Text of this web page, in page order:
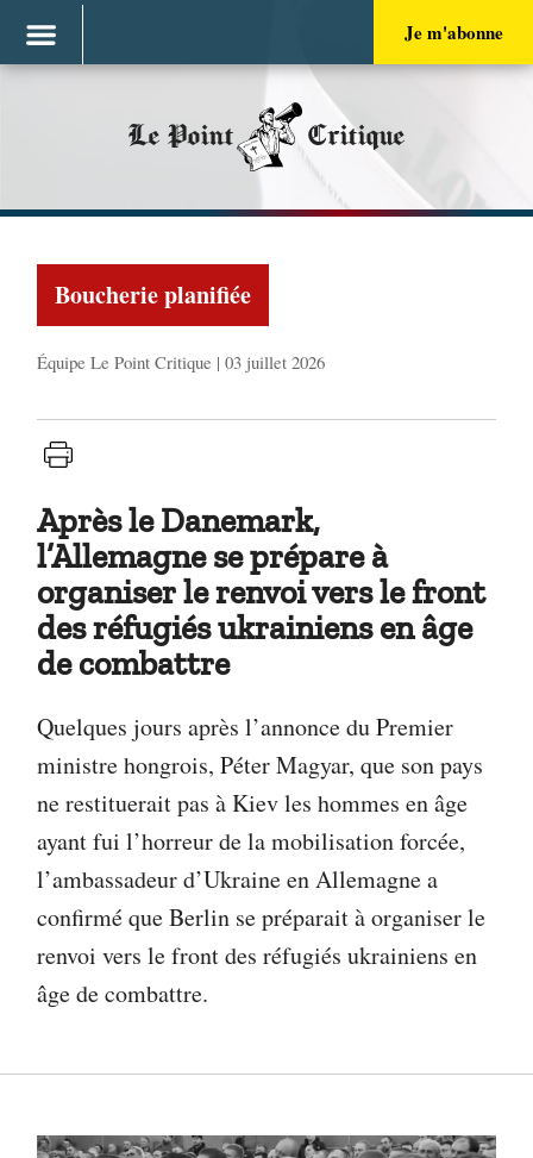
Je m'abonne
Le Point Critique
Boucherie planifiée
Équipe Le Point Critique | 03 juillet 2026
Après le Danemark,
l’Allemagne se prépare à
organiser le renvoi vers le front
des réfugiés ukrainiens en âge
de combattre
Quelques jours après l’annonce du Premier
ministre hongrois, Péter Magyar, que son pays
ne restituerait pas à Kiev les hommes en âge
ayant fui l’horreur de la mobilisation forcée,
l’ambassadeur d’Ukraine en Allemagne a
confirmé que Berlin se préparait à organiser le
renvoi vers le front des réfugiés ukrainiens en
âge de combattre.